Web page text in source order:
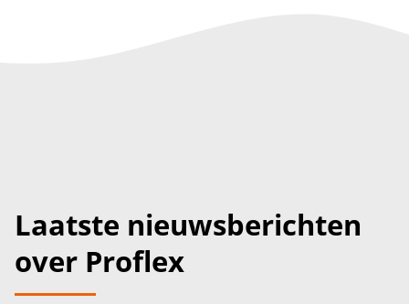
Laatste nieuwsberichten
over Proflex